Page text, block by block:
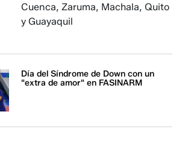
Cuenca, Zaruma, Machala, Quito
y Guayaquil
Día del Síndrome de Down con un
"extra de amor" en FASINARM